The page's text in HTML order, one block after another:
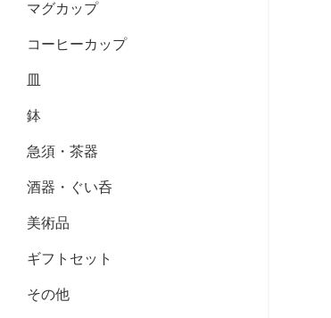
マグカップ
コーヒーカップ
皿
鉢
急須・茶器
酒器・ぐい呑
美術品
ギフトセット
その他